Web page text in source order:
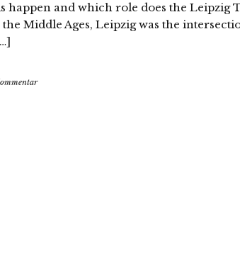
happen and which role does the Leipzig
Middle Ages, Leipzig was the